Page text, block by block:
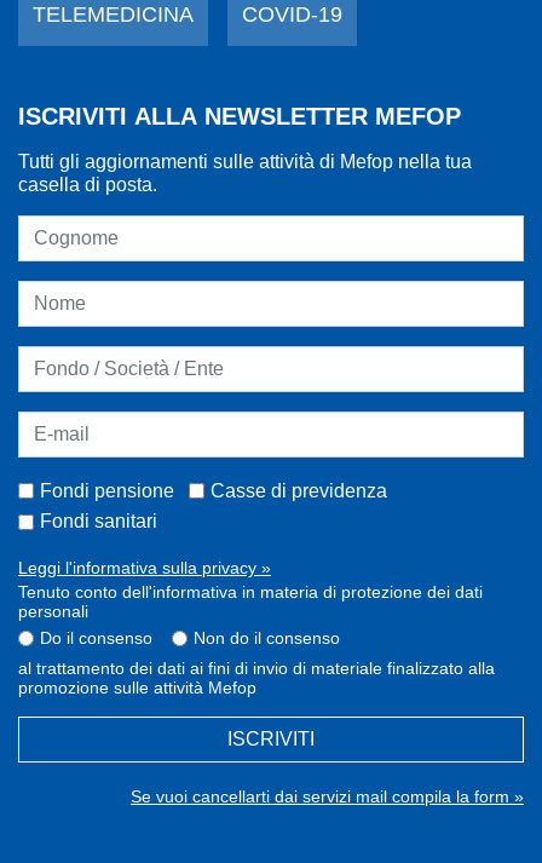
TELEMEDICINA COVID-19
ISCRIVITI ALLA NEWSLETTER MEFOP
Tutti gli aggiornamenti sulle attività di Mefop nella tua
casella di posta.
Fondi pensione
Casse di previdenza
Fondi sanitari
Leggi l'informativa sulla privacy »
Tenuto conto dell'informativa in materia di protezione dei dati
personali
Do il consenso
Non do il consenso
al trattamento dei dati ai fini di invio di materiale finalizzato alla
promozione sulle attività Mefop
ISCRIVITI
Se vuoi cancellarti dai servizi mail compila la form »